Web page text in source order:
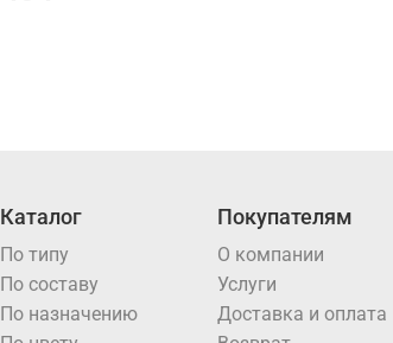
Каталог
По типу
По составу
По назначению
Покупателям
О компании
Услуги
Доставка и оплата